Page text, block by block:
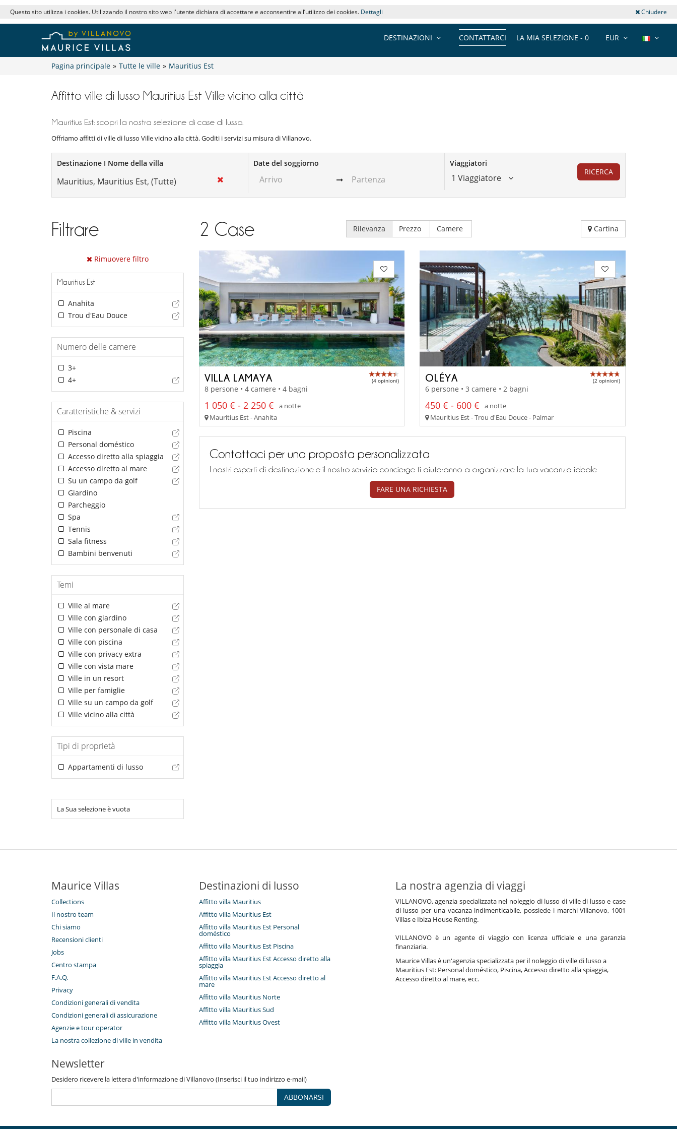
Questo sito utilizza i cookies. Utilizzando il nostro sito web l'utente dichiara di accettare e acconsentire all’utilizzo dei cookies. Dettagli Chiudere
EUR
LA MIA SELEZIONE - 0
CONTATTARCI
DESTINAZIONI
Pagina principale » Tutte le ville » Mauritius Est
Affitto ville di lusso Mauritius Est Ville vicino alla città
Mauritius Est: scopri la nostra selezione di case di lusso.
Offriamo affitti di ville di lusso Ville vicino alla città. Goditi i servizi su misura di Villanovo.
Destinazione I Nome della villa Date del soggiorno Viaggiatori
1 Viaggiatore
RICERCA
Filtrare
Rimuovere filtro
Mauritius Est
Anahita
Trou d'Eau Douce
Numero delle camere
3+
4+
Caratteristiche & servizi
Piscina
Personal doméstico
Accesso diretto alla spiaggia
Accesso diretto al mare
Su un campo da golf
Giardino
Parcheggio
Spa
Tennis
Sala fitness
Bambini benvenuti
Temi
Ville al mare
Ville con giardino
Ville con personale di casa
Ville con piscina
Ville con privacy extra
Ville con vista mare
Ville in un resort
Ville per famiglie
Ville su un campo da golf
Ville vicino alla città
Tipi di proprietà
Appartamenti di lusso
La Sua selezione è vuota
2 Case Rilevanza Prezzo Camere Cartina
VILLA LAMAYA (4 opinioni)
8 persone • 4 camere • 4 bagni
1 050 € - 2 250 €
a notte
Mauritius Est - Anahita
OLÉYA (2 opinioni)
6 persone • 3 camere • 2 bagni
450 € - 600 €
a notte
Mauritius Est - Trou d'Eau Douce - Palmar
Contattaci per una proposta personalizzata
I nostri esperti di destinazione e il nostro servizio concierge ti aiuteranno a organizzare la tua vacanza ideale
FARE UNA RICHIESTA
Maurice Villas
Collections
Il nostro team
Chi siamo
Recensioni clienti
Jobs
Centro stampa
F.A.Q.
Privacy
Condizioni generali di vendita
Condizioni generali di assicurazione
Agenzie e tour operator
La nostra collezione di ville in vendita
Destinazioni di lusso
Affitto villa Mauritius
Affitto villa Mauritius Est
Affitto villa Mauritius Est Personal
doméstico
Affitto villa Mauritius Est Piscina
Affitto villa Mauritius Est Accesso diretto alla
spiaggia
Affitto villa Mauritius Est Accesso diretto al
mare
Affitto villa Mauritius Norte
Affitto villa Mauritius Sud
Affitto villa Mauritius Ovest
La nostra agenzia di viaggi
VILLANOVO, agenzia specializzata nel noleggio di lusso di ville di lusso e case
di lusso per una vacanza indimenticabile, possiede i marchi Villanovo, 1001
Villas e Ibiza House Renting.
VILLANOVO è un agente di viaggio con licenza ufficiale e una garanzia
finanziaria.
Maurice Villas è un'agenzia specializzata per il noleggio di ville di lusso a
Mauritius Est: Personal doméstico, Piscina, Accesso diretto alla spiaggia,
Accesso diretto al mare, ecc.
Newsletter
Desidero ricevere la lettera d'informazione di Villanovo (Inserisci il tuo indirizzo e-mail)
ABBONARSI